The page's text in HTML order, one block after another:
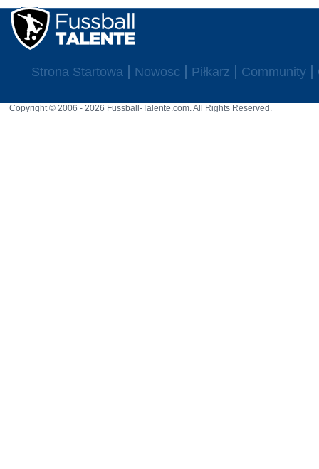
Strona Startowa Nowosc Piłkarz Community
Copyright © 2006 - 2026 Fussball-Talente.com. All Rights Reserved.